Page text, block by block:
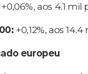
+0,06%, aos 4.1 mil
+0,12%, aos
europeu